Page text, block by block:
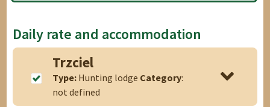
Daily rate and accommodation
Trzciel
Type: Hunting lodge Category:
not defined